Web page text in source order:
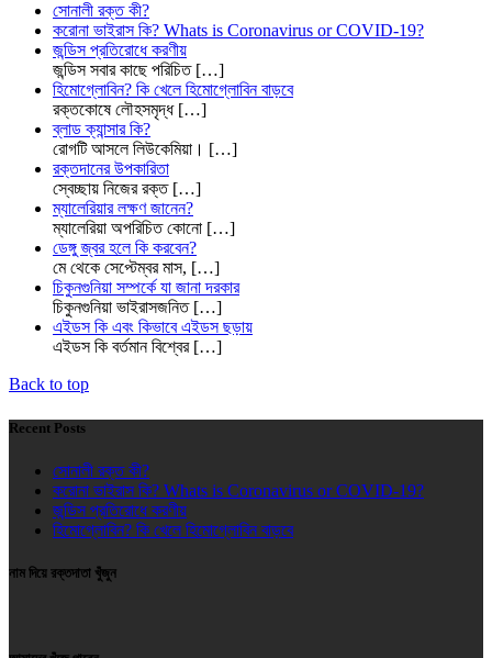
সোনালী রক্ত কী?
করোনা ভাইরাস কি? Whats is Coronavirus or COVID-19?
জন্ডিস প্রতিরোধে করণীয়
জন্ডিস সবার কাছে পরিচিত […]
হিমোগ্লোবিন? কি খেলে হিমোগ্লোবিন বাড়বে
রক্তকোষে লৌহসমৃদ্ধ […]
ব্লাড ক্যান্সার কি?
রোগটি আসলে লিউকেমিয়া। […]
রক্তদানের উপকারিতা
স্বেচ্ছায় নিজের রক্ত […]
ম্যালেরিয়ার লক্ষণ জানেন?
ম্যালেরিয়া অপরিচিত কোনো […]
ডেঙ্গু জ্বর হলে কি করবেন?
মে থেকে সেপ্টেম্বর মাস, […]
চিকুনগুনিয়া সম্পর্কে যা জানা দরকার
চিকুনগুনিয়া ভাইরাসজনিত […]
এইডস কি এবং কিভাবে এইডস ছড়ায়
এইডস কি বর্তমান বিশ্বের […]
Back to top
Recent Posts
সোনালী রক্ত কী?
করোনা ভাইরাস কি? Whats is Coronavirus or COVID-19?
জন্ডিস প্রতিরোধে করণীয়
হিমোগ্লোবিন? কি খেলে হিমোগ্লোবিন বাড়বে
নাম দিয়ে রক্তদাতা খুঁজুন